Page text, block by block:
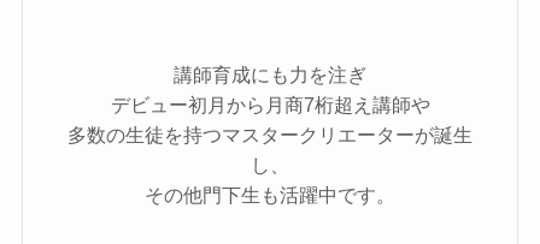
講師育成にも力を注ぎ
デビュー初月から月商7桁超え講師や
多数の生徒を持つマスタークリエーターが誕生
し、
その他門下生も活躍中です。